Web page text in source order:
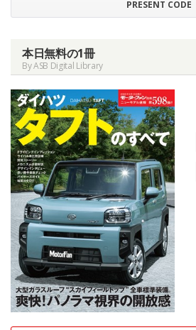
PRESENT CODE
本日無料の1冊
By ASB Digital Library